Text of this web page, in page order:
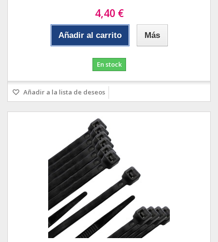
4,40 €
Añadir al carrito Más
En stock
Añadir a la lista de deseos